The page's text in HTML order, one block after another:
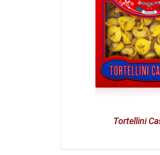
Tortellini